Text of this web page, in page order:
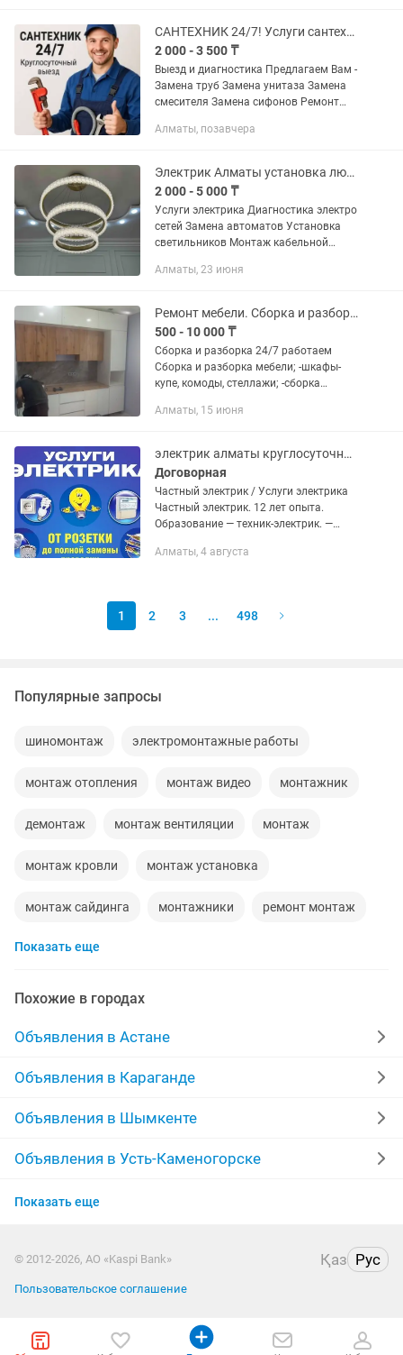
САНТЕХНИК 24/7! Услуги сантехника и электрика круглосуточно, качественно!
2 000 - 3 500 ₸
Выезд и диагностика Предлагаем Вам -
Замена труб Замена унитаза Замена
смесителя Замена сифонов Ремонт
Установка бойлера Установка
Алматы, позавчера
Электрик Алматы установка люстры
2 000 - 5 000 ₸
Услуги электрика Диагностика электро
сетей Замена автоматов Установка
светильников Монтаж кабельной
работы более 11 лет Гарантия
Алматы, 23 июня
Ремонт мебели. Сборка и разборка мебели Алматы. Мелькие ремонты тоже есть
500 - 10 000 ₸
Сборка и разборка 24/7 работаем
Сборка и разборка мебели; -шкафы-
купе, комоды, стеллажи; -сборка
диванов, спальный; -сборка мебели в
Алматы, 15 июня
электрик алматы круглосуточный электрик услуги электрика не дорого,столб
Договорная
Чacтный электpик / Услуги электрика
Частный электрик. 12 лет опыта.
Обрaзoвaниe — тexник-элeктpик. —
кaчecтво работ. — Кpaтчaйшие cроки
Алматы, 4 августа
1 2 3 ... 498
Популярные запросы
шиномонтаж электромонтажные работы
монтаж отопления монтаж видео монтажник
демонтаж монтаж вентиляции монтаж
монтаж кровли монтаж установка
монтаж сайдинга монтажники ремонт монтаж
электромонтаж
требуется монтажник
монтаж демонтаж
Показать еще
Похожие в городах
Объявления в Астане
Объявления в Караганде
Объявления в Шымкенте
Объявления в Усть-Каменогорске
Объявления в Актобе
Объявления в Таразе
Объявления в Павлодаре
Показать еще
© 2012-2026, АО «Kaspi Bank» Қаз Рус
Пользовательское соглашение